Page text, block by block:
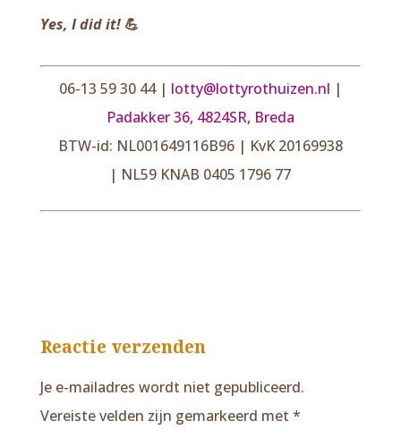
Yes, I did it!💪
06-13 59 30 44 | lotty@lottyrothuizen.nl |
Padakker 36, 4824SR, Breda
BTW-id: NL001649116B96 | KvK 20169938
| NL59 KNAB 0405 1796 77
Reactie verzenden
Je e-mailadres wordt niet gepubliceerd.
Vereiste velden zijn gemarkeerd met *